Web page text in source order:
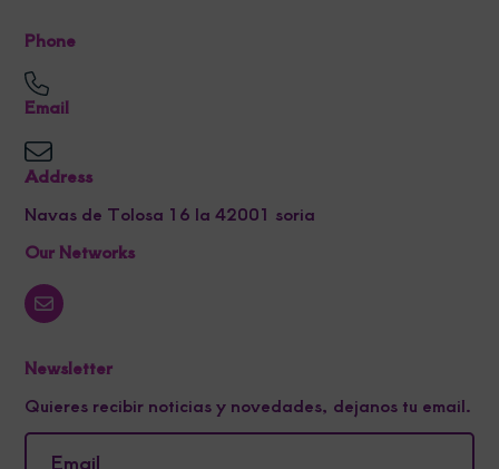
Phone
Email
Address
Navas de Tolosa 16 la 42001 soria
Our Networks
Newsletter
Quieres recibir noticias y novedades, dejanos tu email.